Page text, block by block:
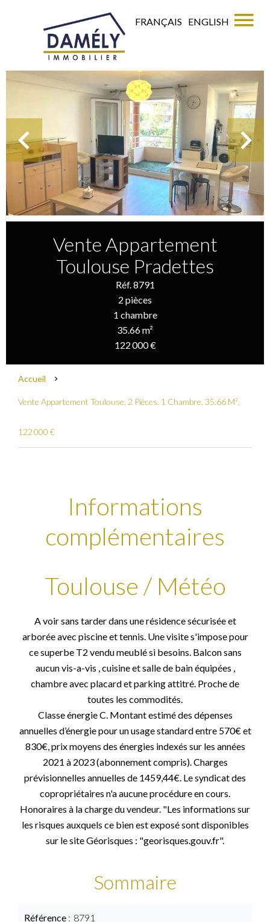
FRANÇAIS ENGLISH
Vente Appartement
Toulouse Pradettes
Réf. 8791
2 pièces
1 chambre
35.66 m²
122 000 €
Accueil
Vente Appartement Toulouse, 2 Pièces, 1 Chambre, 35.66 M²,
122 000 €
Informations
complémentaires
Toulouse / Météo
A voir sans tarder dans une résidence sécurisée et
arborée avec piscine et tennis. Une visite s'impose pour
ce superbe T2 vendu meublé si besoins. Balcon sans
aucun vis-a-vis , cuisine et salle de bain équipées ,
chambre avec placard et parking attitré. Proche de
toutes les commodités.
Classe énergie C. Montant estimé des dépenses
annuelles d’énergie pour un usage standard entre 570€ et
830€, prix moyens des énergies indexés sur les années
2021 à 2023 (abonnement compris). Charges
prévisionnelles annuelles de 1459,44€. Le syndicat des
copropriétaires n'a aucune procédure en cours.
Honoraires à la charge du vendeur. "Les informations sur
les risques auxquels ce bien est exposé sont disponibles
sur le site Géorisques : "georisques.gouv.fr".
Sommaire
Référence 8791